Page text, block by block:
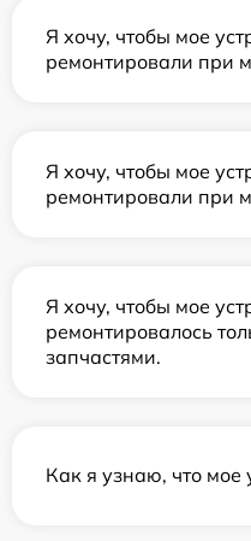
Я хочу, чтобы мое
ремонтировали при
Я хочу, чтобы мое
ремонтировали при
Я хочу, чтобы мое
ремонтировалось
запчастями.
Как я узнаю, что мое